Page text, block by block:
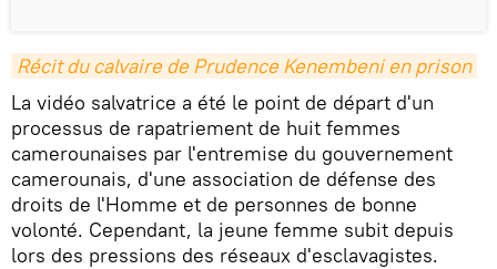
Récit du calvaire de Prudence Kenembeni en prison
La vidéo salvatrice a été le point de départ d'un
processus de rapatriement de huit femmes
camerounaises par l'entremise du gouvernement
camerounais, d'une association de défense des
droits de l'Homme et de personnes de bonne
volonté. Cependant, la jeune femme subit depuis
lors des pressions des réseaux d'esclavagistes.